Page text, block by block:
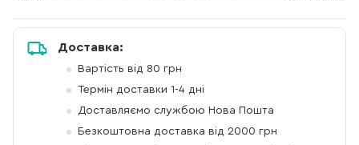
Доставка:
Вартість від 80 грн
Термін доставки 1-4 дні
Доставляємо службою Нова Пошта
Безкоштовна доставка від 2000 грн